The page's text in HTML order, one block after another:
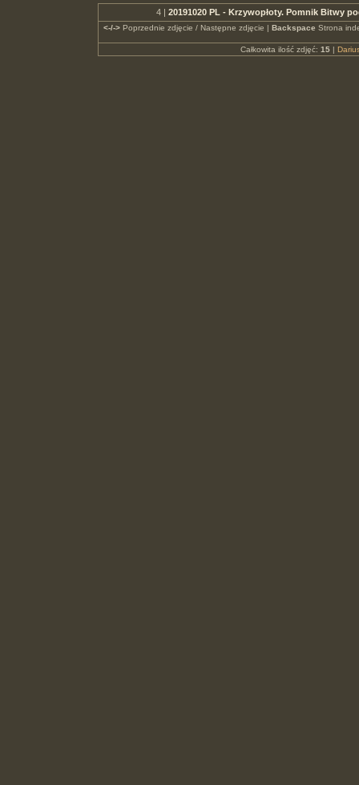
4 | 20191020 PL - Krzywopłoty. Pomnik Bitwy
<-/->Poprzednie zdjęcie / Następne zdjęcie | Backspace Strona
Całkowita ilość zdjęć: 15|